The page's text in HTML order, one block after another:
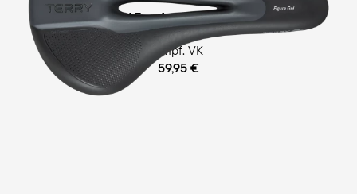
Comfort Gel / Ergofoam-Schaum Polsterung
empf. VK
59,95 €